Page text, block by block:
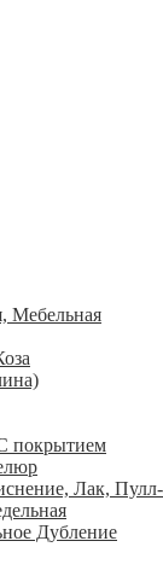
Мебельная
покрытием
Лак,
Дубление